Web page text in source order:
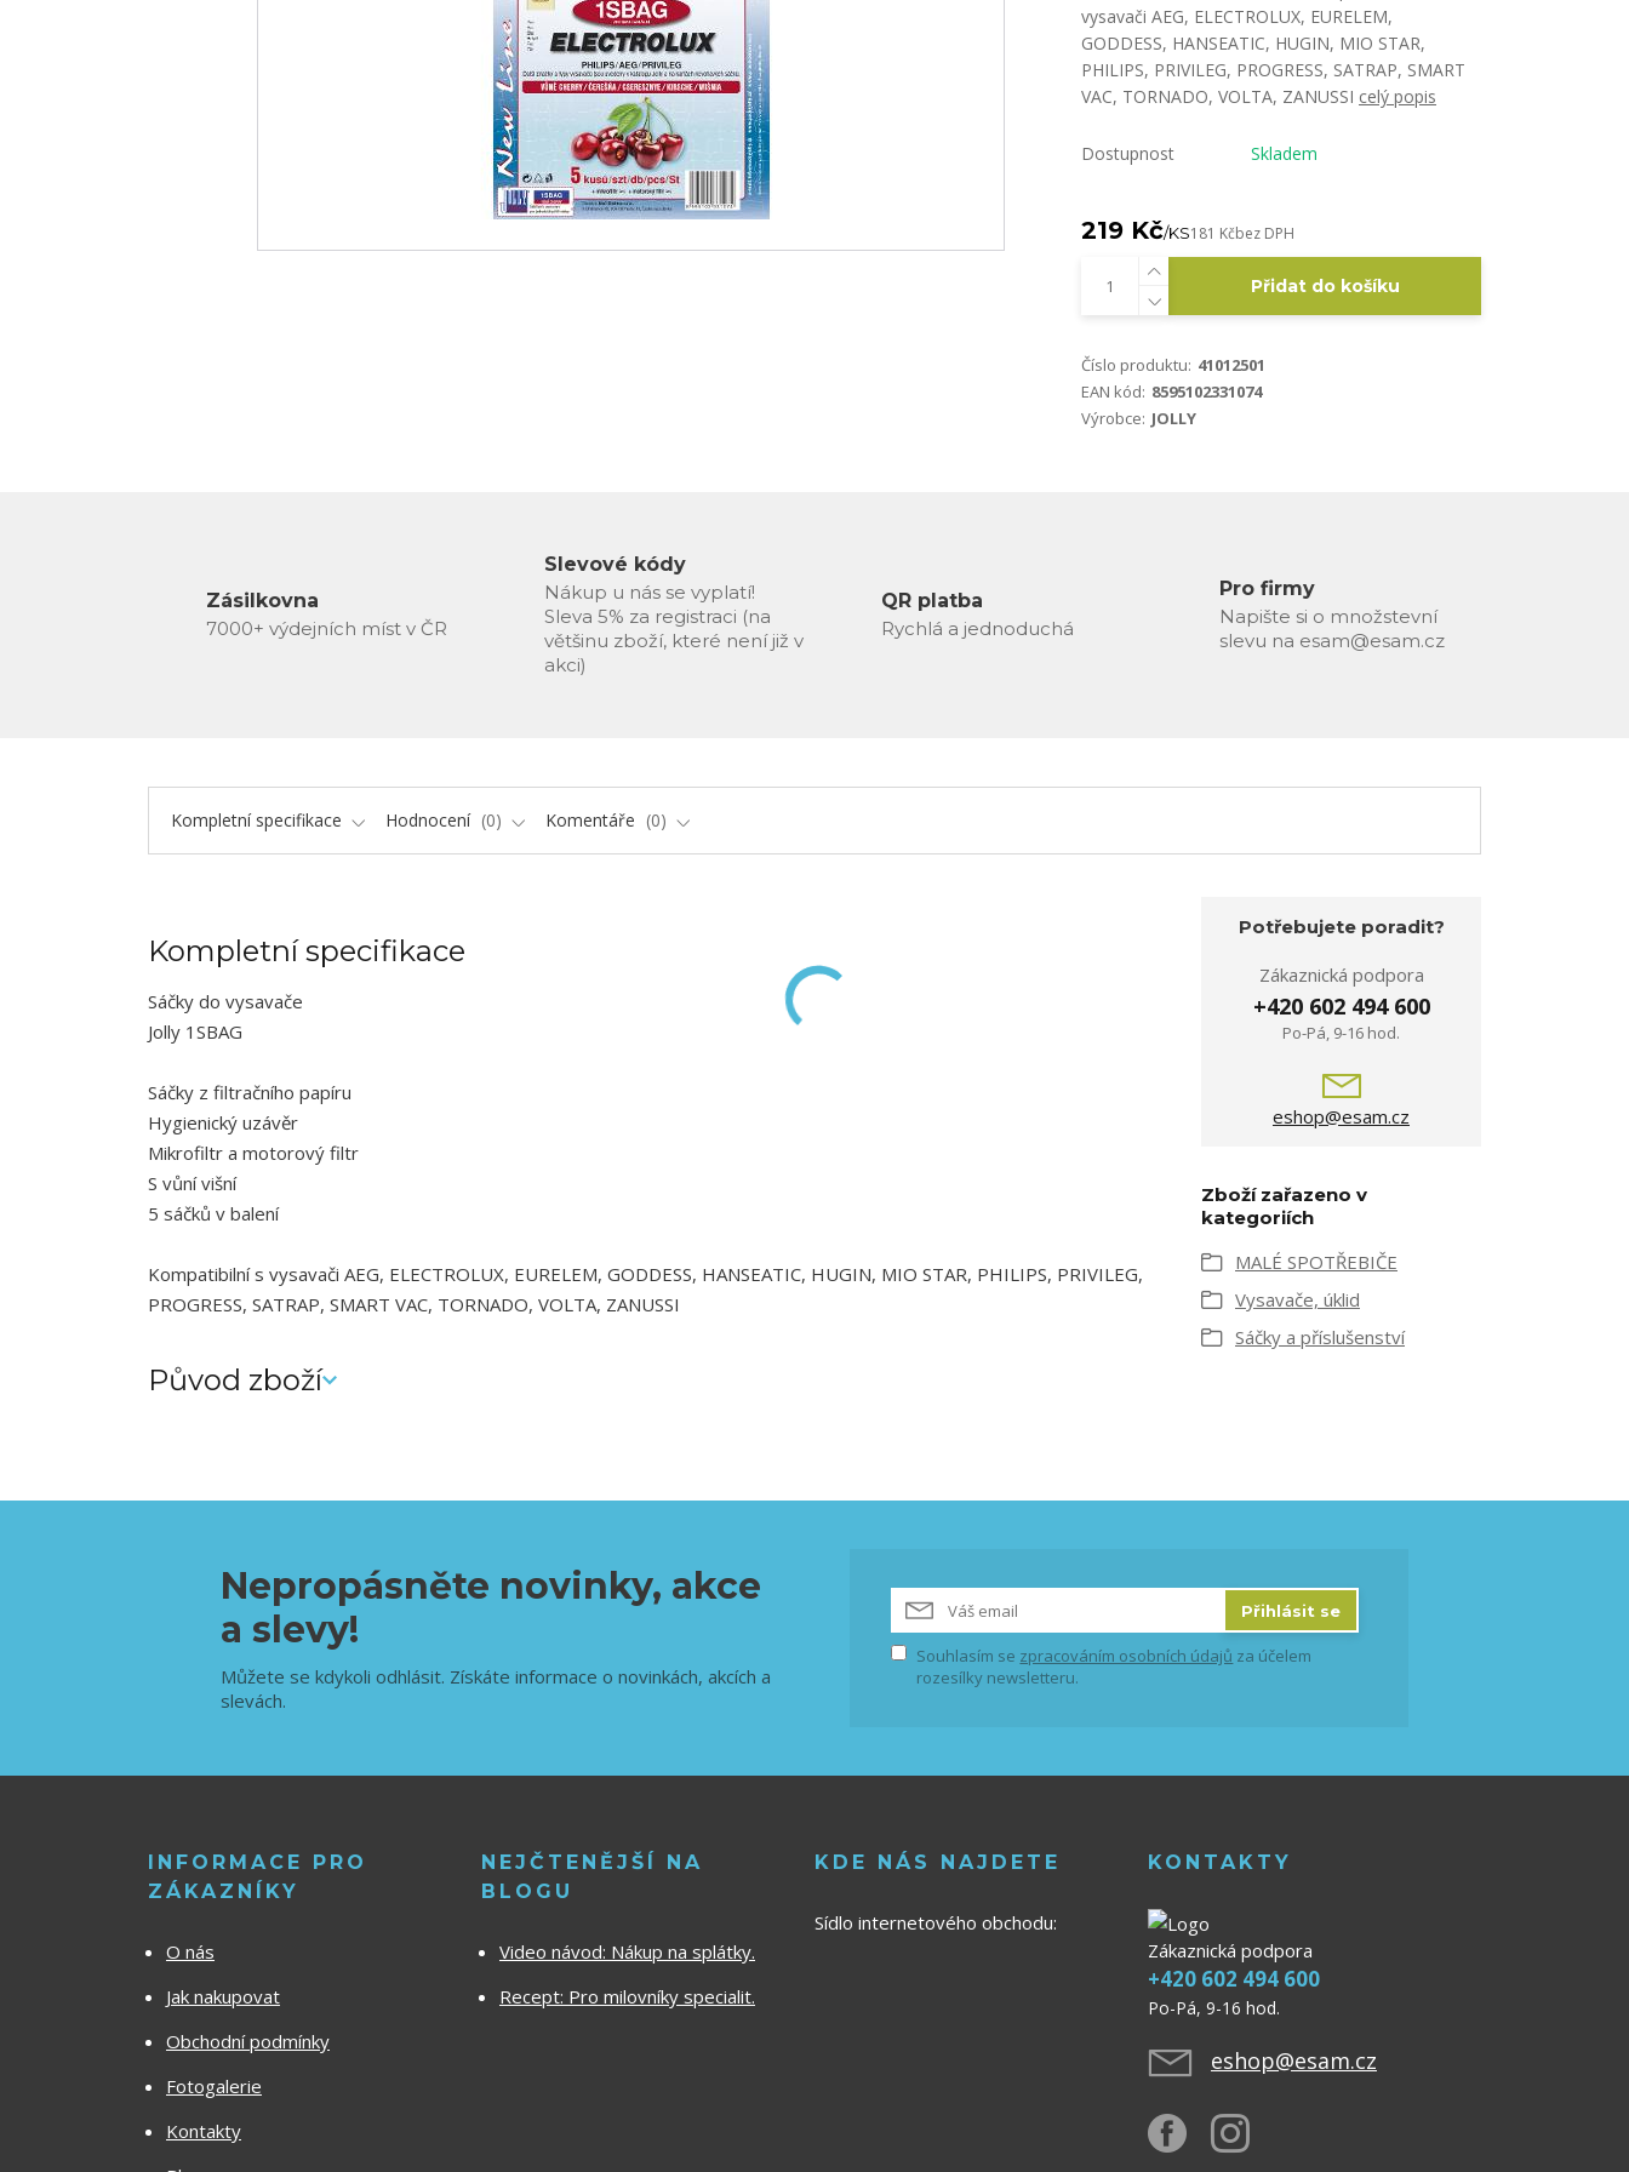
vysavači AEG, ELECTROLUX, EURELEM,
GODDESS, HANSEATIC, HUGIN, MIO STAR,
PHILIPS, PRIVILEG, PROGRESS, SATRAP, SMART
VAC, TORNADO, VOLTA, ZANUSSI celý popis
Dostupnost Skladem
219 Kč/KS181 Kčbez DPH
Přidat do košíku
Číslo produktu: 41012501
EAN kód: 8595102331074
Výrobce: JOLLY
Zásilkovna
7000+ výdejních míst v ČR
Slevové kódy
Nákup u nás se vyplatí!
Sleva 5% za registraci (na
většinu zboží, které není již v
akci)
QR platba
Rychlá a jednoduchá
Pro firmy
Napište si o množstevní
slevu na esam@esam.cz
Kompletní specifikace Hodnocení 0 Komentáře 0
Kompletní specifikace
Sáčky do vysavače
Jolly 1SBAG
Sáčky z filtračního papíru
Hygienický uzávěr
Mikrofiltr a motorový filtr
S vůní višní
5 sáčků v balení
Kompatibilní s vysavači AEG, ELECTROLUX, EURELEM, GODDESS, HANSEATIC, HUGIN, MIO STAR, PHILIPS, PRIVILEG,
PROGRESS, SATRAP, SMART VAC, TORNADO, VOLTA, ZANUSSI
Původ zboží
Potřebujete poradit?
Zákaznická podpora
+420 602 494 600
Po-Pá, 9-16 hod.
eshop@esam.cz
Zboží zařazeno v
kategoriích
MALÉ SPOTŘEBIČE
Vysavače, úklid
Sáčky a příslušenství
Nepropásněte novinky, akce
a slevy!
Můžete se kdykoli odhlásit. Získáte informace o novinkách, akcích a
slevách.
Přihlásit se
Souhlasím se zpracováním osobních údajů za účelem
rozesílky newsletteru.
INFORMACE PRO
ZÁKAZNÍKY
O nás
Jak nakupovat
Obchodní podmínky
Fotogalerie
Kontakty
NEJČTENĚJŠÍ NA
BLOGU
Video návod: Nákup na splátky.
Recept: Pro milovníky specialit.
KDE NÁS NAJDETE
Sídlo internetového obchodu:
KONTAKTY
Zákaznická podpora
+420 602 494 600
Po-Pá, 9-16 hod.
eshop@esam.cz